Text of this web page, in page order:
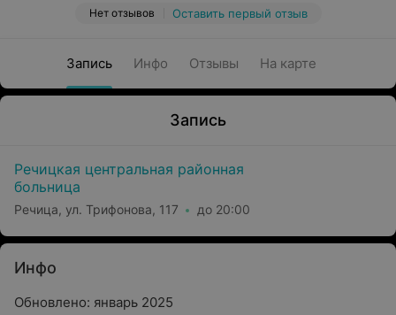
Нет отзывов Оставить первый отзыв
Запись Инфо Отзывы На карте
Запись
Речицкая центральная районная
больница
Речица, ул. Трифонова, 117 до 20:00
Инфо
Обновлено: январь 2025